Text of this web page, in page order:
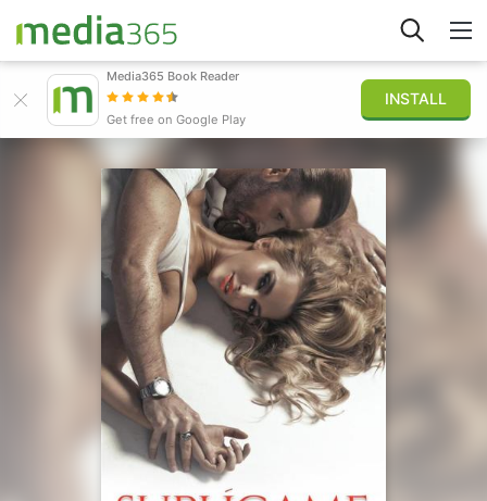
Sign in
Publish
Media365 Book Reader
Get free on Google Play
INSTALL